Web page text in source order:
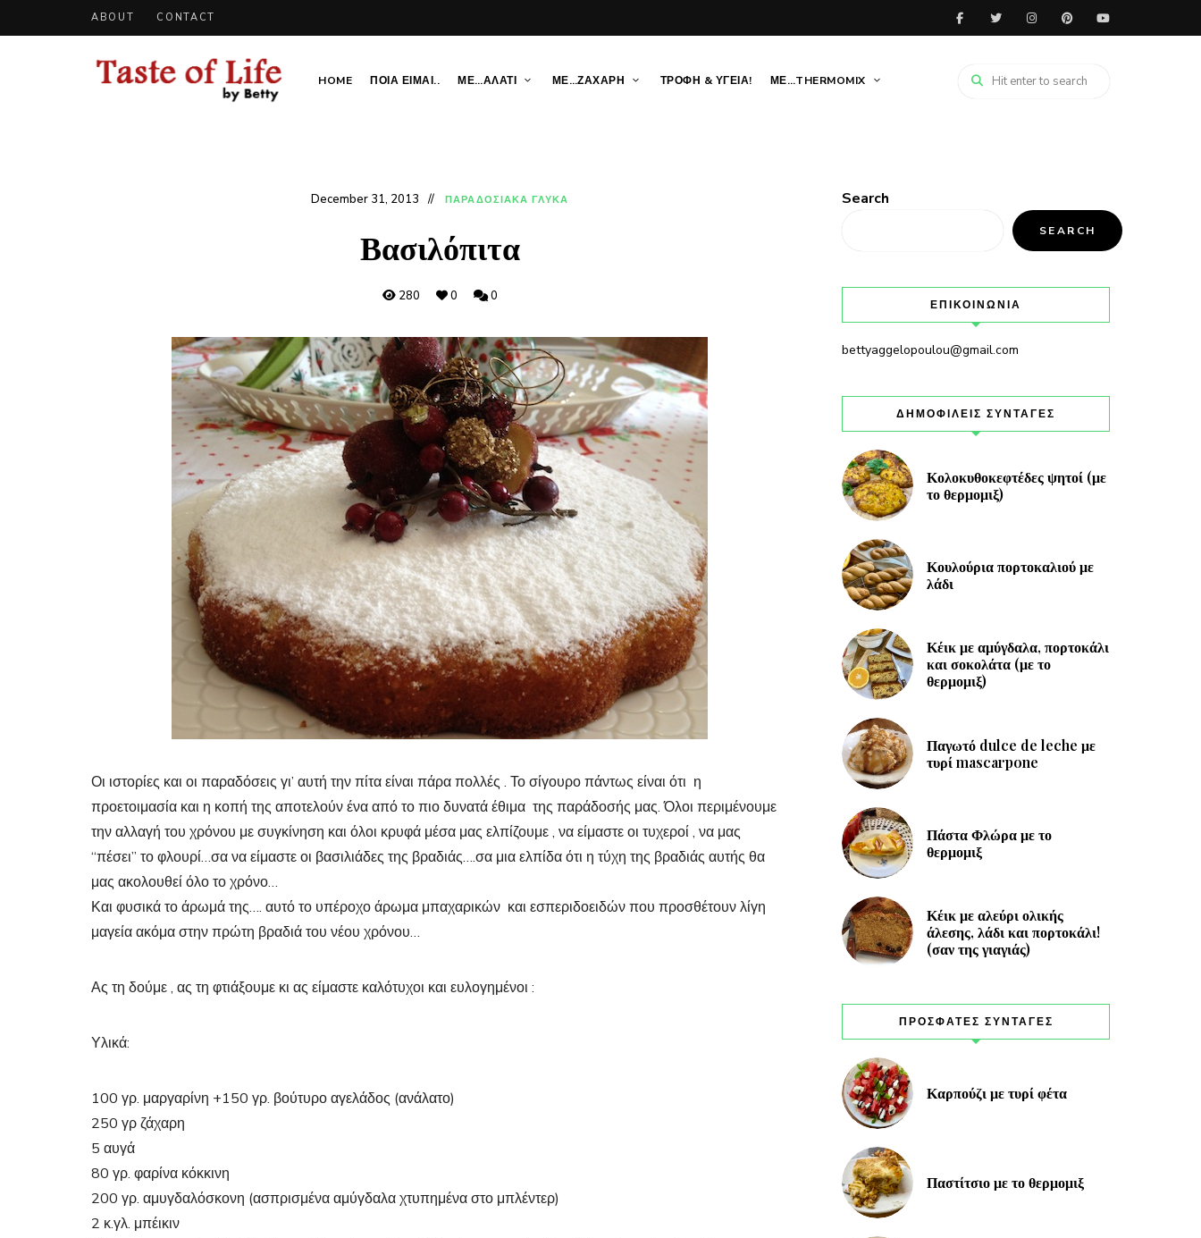
ABOUT CONTACT
HOME ΠΟΙΑ ΕΙΜΑΙ.. ΜΕ…ΑΛΑΤΙ ΜΕ…ΖΑΧΑΡΗ ΤΡΟΦΗ & ΥΓΕΙΑ! ΜΕ…THERMOMIX
December 31, 2013 ΠΑΡΑΔΟΣΙΑΚΑ ΓΛΥΚΑ
Βασιλόπιτα
280 0 0
Οι ιστορίες και οι παραδόσεις γι’ αυτή την πίτα είναι πάρα πολλές . Το σίγουρο πάντως είναι ότι η
προετοιμασία και η κοπή της αποτελούν ένα από το πιο δυνατά έθιμα της παράδοσής μας. Όλοι περιμένουμε
την αλλαγή του χρόνου με συγκίνηση και όλοι κρυφά μέσα μας ελπίζουμε , να είμαστε οι τυχεροί , να μας
“πέσει” το φλουρί…σα να είμαστε οι βασιλιάδες της βραδιάς….σα μια ελπίδα ότι η τύχη της βραδιάς αυτής θα
μας ακολουθεί όλο το χρόνο…
Και φυσικά το άρωμά της…. αυτό το υπέροχο άρωμα μπαχαρικών και εσπεριδοειδών που προσθέτουν λίγη
μαγεία ακόμα στην πρώτη βραδιά του νέου χρόνου…
Ας τη δούμε , ας τη φτιάξουμε κι ας είμαστε καλότυχοι και ευλογημένοι :
Υλικά:
100 γρ. μαργαρίνη +150 γρ. βούτυρο αγελάδος (ανάλατο)
250 γρ ζάχαρη
5 αυγά
80 γρ. φαρίνα κόκκινη
200 γρ. αμυγδαλόσκονη (ασπρισμένα αμύγδαλα χτυπημένα στο μπλέντερ)
2 κ.γλ. μπέικιν
Search
SEARCH
ΕΠΙΚΟΙΝΩΝΙΑ
bettyaggelopoulou@gmail.com
ΔΗΜΟΦΙΛΕΙΣ ΣΥΝΤΑΓΕΣ
Κολοκυθοκεφτέδες ψητοί (με
το θερμομιξ)
Κουλούρια πορτοκαλιού με
λάδι
Κέικ με αμύγδαλα, πορτοκάλι
και σοκολάτα (με το
θερμομιξ)
Παγωτό dulce de leche με
τυρί mascarpone
Πάστα Φλώρα με το
θερμομιξ
Κέικ με αλεύρι ολικής
άλεσης, λάδι και πορτοκάλι!
(σαν της γιαγιάς)
ΠΡΟΣΦΑΤΕΣ ΣΥΝΤΑΓΕΣ
Καρπούζι με τυρί φέτα
Παστίτσιο με το θερμομιξ